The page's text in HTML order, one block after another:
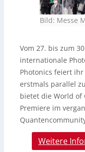
Bild: Messe
Vom 27. bis zum
internationale
Photonics feiert
erstmals parallel
bietet die World of
Premiere im
Weitere